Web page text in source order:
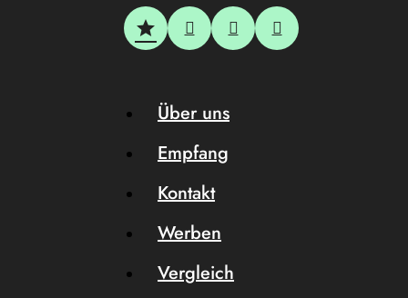
Über uns
Empfang
Kontakt
Werben
Vergleich